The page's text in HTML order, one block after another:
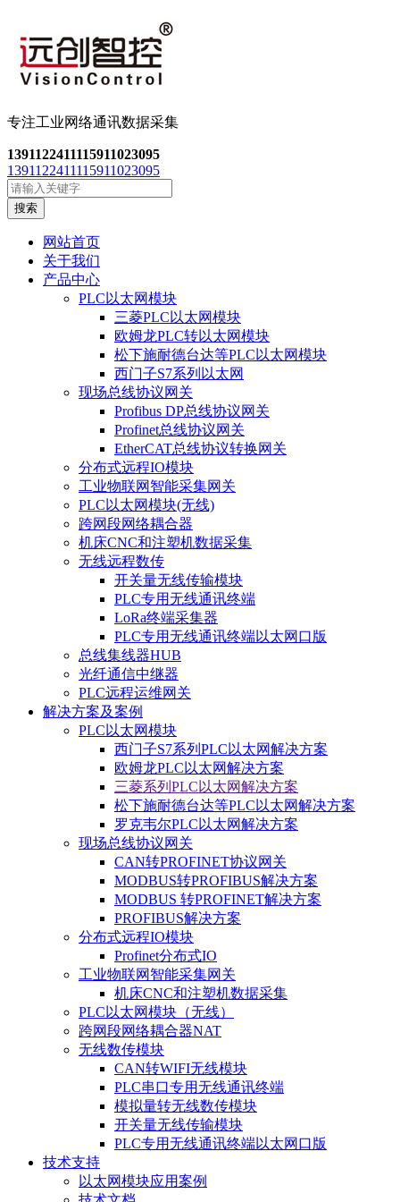
专注工业网络通讯数据采集
1391122411115911023095
1391122411115911023095
搜索
网站首页
关于我们
产品中心
PLC以太网模块
三菱PLC以太网模块
欧姆龙PLC转以太网模块
松下施耐德台达等PLC以太网模块
西门子S7系列以太网
现场总线协议网关
Profibus DP总线协议网关
Profinet总线协议网关
EtherCAT总线协议转换网关
分布式远程IO模块
工业物联网智能采集网关
PLC以太网模块(无线)
跨网段网络耦合器
机床CNC和注塑机数据采集
无线远程数传
开关量无线传输模块
PLC专用无线通讯终端
LoRa终端采集器
PLC专用无线通讯终端以太网口版
总线集线器HUB
光纤通信中继器
PLC远程运维网关
解决方案及案例
PLC以太网模块
西门子S7系列PLC以太网解决方案
欧姆龙PLC以太网解决方案
三菱系列PLC以太网解决方案
松下施耐德台达等PLC以太网解决方案
罗克韦尔PLC以太网解决方案
现场总线协议网关
CAN转PROFINET协议网关
MODBUS转PROFIBUS解决方案
MODBUS 转PROFINET解决方案
PROFIBUS解决方案
分布式远程IO模块
Profinet分布式IO
工业物联网智能采集网关
机床CNC和注塑机数据采集
PLC以太网模块（无线）
跨网段网络耦合器NAT
无线数传模块
CAN转WIFI无线模块
PLC串口专用无线通讯终端
模拟量转无线数传模块
开关量无线传输模块
PLC专用无线通讯终端以太网口版
技术支持
以太网模块应用案例